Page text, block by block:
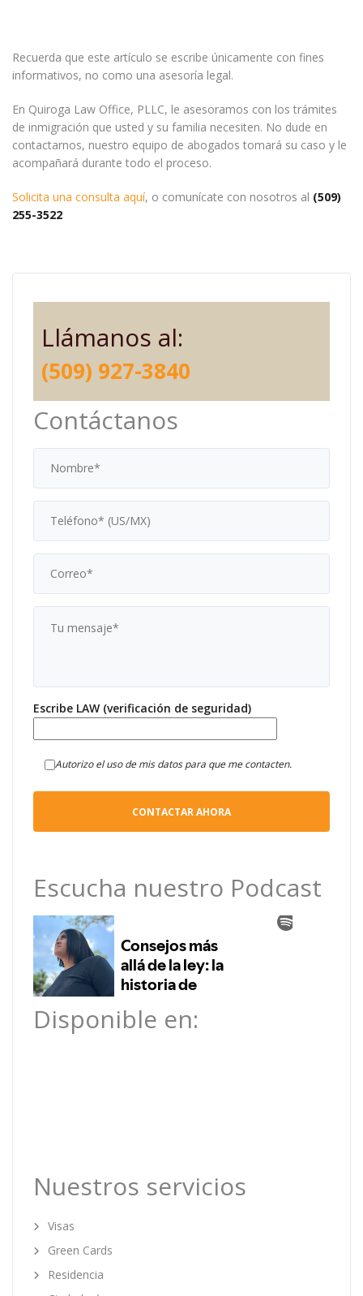
Recuerda que este artículo se escribe únicamente con fines
informativos, no como una asesoría legal.
En Quiroga Law Office, PLLC, le asesoramos con los trámites
de inmigración que usted y su familia necesiten. No dude en
contactarnos, nuestro equipo de abogados tomará su caso y le
acompañará durante todo el proceso.
Solicita una consulta aquí, o comunícate con nosotros al (509)
255-3522
Llámanos al:
(509) 927-3840
Contáctanos
Escribe LAW (verificación de seguridad)
Autorizo el uso de mis datos para que me contacten.
Escucha nuestro Podcast
Disponible en:
Nuestros servicios
Visas
Green Cards
Residencia